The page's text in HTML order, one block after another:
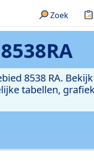
Zoek
8538 RA.
tabellen,